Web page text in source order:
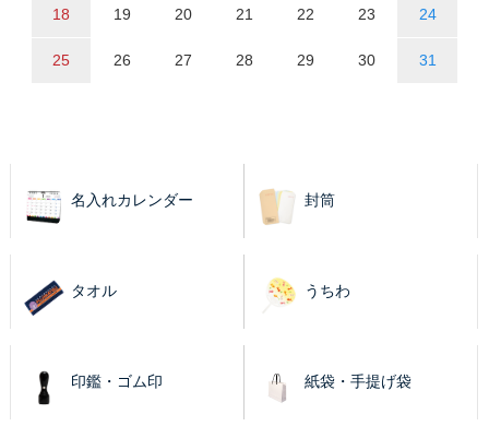
18 19 20 21 22 23 24
25 26 27 28 29 30 31
名入れカレンダー 封筒
タオル うちわ
印鑑・ゴム印 紙袋・手提げ袋